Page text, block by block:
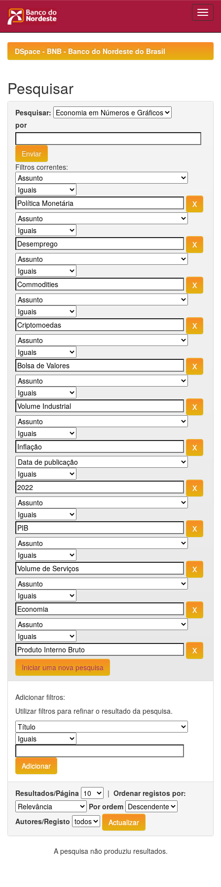
navigationDSpace - BNB - Banco do Nordeste do Brasil
Pesquisar
Pesquisar:
por
Filtros correntes:
Iniciar uma nova pesquisa
Adicionar filtros:
Utilizar filtros para refinar o resultado da pesquisa.
Resultados/Página | Ordenar registos por:
Por ordem
Autores/Registo
A pesquisa não produziu resultados.